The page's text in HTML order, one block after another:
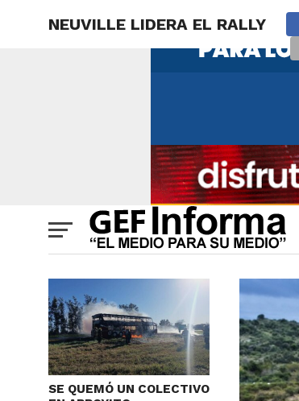
NEUVILLE LIDERA EL RALLY
SE QUEMÓ UN COLECTIVO